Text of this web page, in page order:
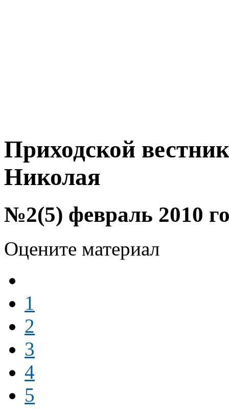
Приходской
Николая
№2(5) февраль 2010
Оцените материал
1
2
3
4
5